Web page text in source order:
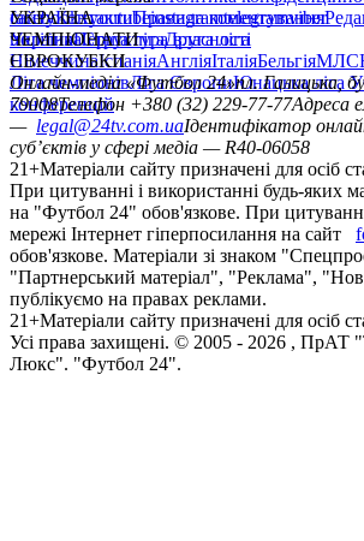
сайтуКонтактиПравила коментування
політикаСтруктура власності
facebookxyoutubeinstagramtelegramviber
УКРАЇНА
УкраїнаПерша лігаДруга ліга
ЧЕМПІОНАТИ
НімеччинаІспаніяАнгліяІталіяБельгіяМЛС
ЄВРОКУБКИ
Ліга чемпіонівЛіга ЄвропиЮнацька ліга
конференцій
Онлайн-медіа «Футбол 24»пл. Галицька,
79008Телефон +380 (32) 229-77-77Адреса
— legal@24tv.com.uaІдентифікатор
суб’єктів у сфері медіа — R40-06058
21+Матеріали сайту призначені для осіб
При цитуванні і використанні будь-яких
на "Футбол 24" обов'язкове. При
мережі Інтернет гіперпосилання на сайт
обов'язкове. Матеріали зі знаком
"Партнерський матеріал", "Реклама",
публікуємо на правах реклами.
21+Матеріали сайту призначені для осіб
Усi права захищенi. © 2005 - 2026 , ПрАТ
Люкс". "Футбол 24".